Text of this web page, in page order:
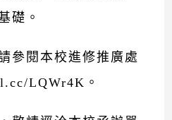
礎。
參閱本校進修推廣處
LQWr4K 。